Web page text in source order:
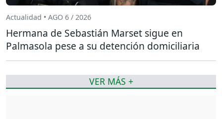
Actualidad • AGO 6 / 2026
Hermana de Sebastián Marset sigue en
Palmasola pese a su detención domiciliaria
VER MÁS +